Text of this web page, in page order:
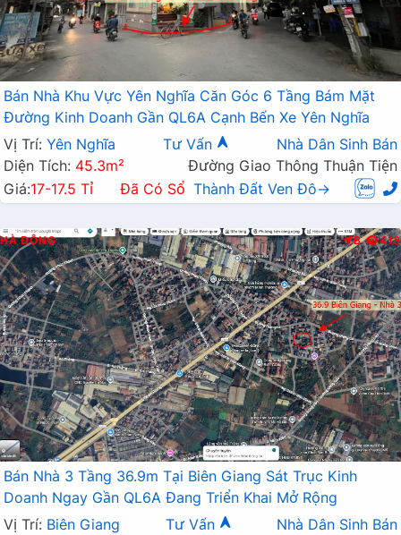
Bán Nhà Khu Vực Yên Nghĩa Căn Góc 6 Tầng Bám Mặt
Đường Kinh Doanh Gần QL6A Cạnh Bến Xe Yên Nghĩa
Vị Trí: Yên Nghĩa Tư Vấn
Nhà Dân Sinh Bán
Diện Tích: 45.3m²
Đường Giao Thông Thuận Tiện
Giá:17-17.5 Tỉ Đã Có Sổ Thành Đất Ven Đô→
HÀ ĐÔNG B 413
Bán Nhà 3 Tầng 36.9m Tại Biên Giang Sát Trục Kinh
Doanh Ngay Gần QL6A Đang Triển Khai Mở Rộng
Vị Trí: Biên Giang Tư Vấn
Nhà Dân Sinh Bán